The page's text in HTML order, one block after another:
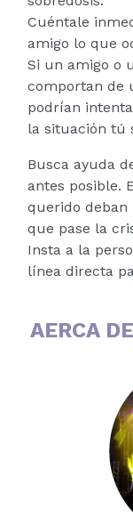
AERCA DE
Cuéntale
amigo lo que
Si un amigo o
comportan de
podrían
la situación tú
Busca ayuda
antes posible.
querido deban
que pase la
Insta a la
línea directa